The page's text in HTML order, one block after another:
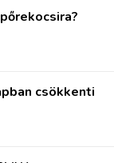
csökkenti